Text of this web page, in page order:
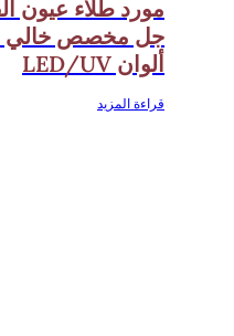
مورد طلاء عيون
ألوان LED/UV
قراءة المزيد